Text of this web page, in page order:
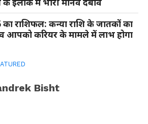
के इलाके में भारी मानव दबाव
राशिफल: कन्या राशि के जातकों का
करियर के मामले में लाभ होगा
Bisht